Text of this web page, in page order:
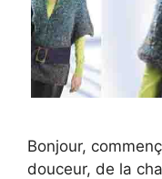
Bonjour,
douceur, de la